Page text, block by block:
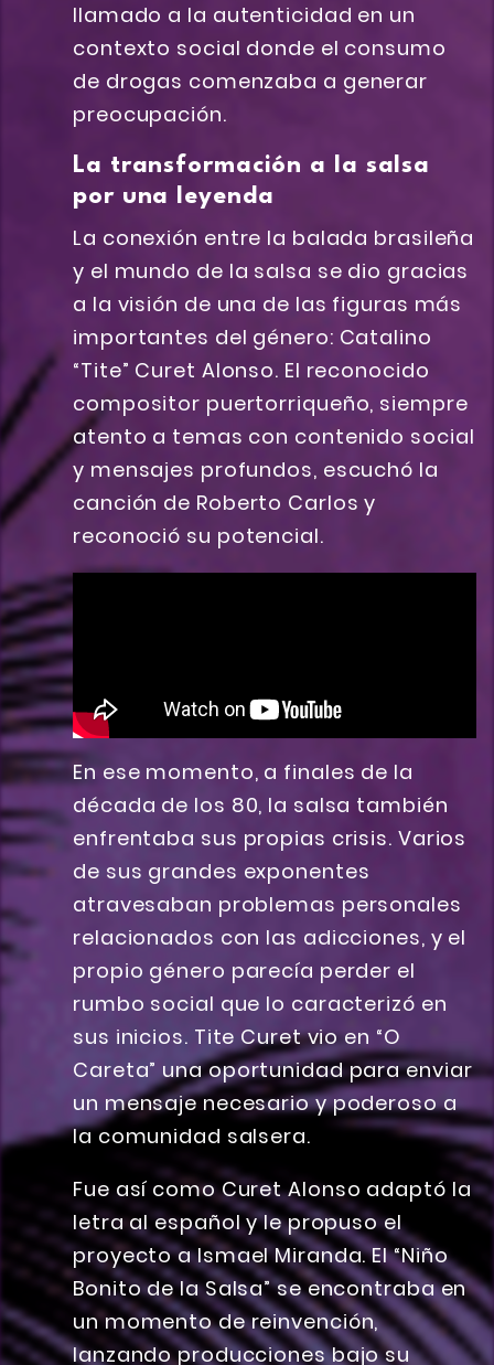
llamado a la autenticidad en un
contexto social donde el consumo
de drogas comenzaba a generar
preocupación.
La transformación a la salsa
por una leyenda
La conexión entre la balada brasileña
y el mundo de la salsa se dio gracias
a la visión de una de las figuras más
importantes del género: Catalino
“Tite” Curet Alonso. El reconocido
compositor puertorriqueño, siempre
atento a temas con contenido social
y mensajes profundos, escuchó la
canción de Roberto Carlos y
reconoció su potencial.
En ese momento, a finales de la
década de los 80, la salsa también
enfrentaba sus propias crisis. Varios
de sus grandes exponentes
atravesaban problemas personales
relacionados con las adicciones, y el
propio género parecía perder el
rumbo social que lo caracterizó en
sus inicios. Tite Curet vio en “O
Careta” una oportunidad para enviar
un mensaje necesario y poderoso a
la comunidad salsera.
Fue así como Curet Alonso adaptó la
letra al español y le propuso el
proyecto a Ismael Miranda. El “Niño
Bonito de la Salsa” se encontraba en
un momento de reinvención,
lanzando producciones bajo su